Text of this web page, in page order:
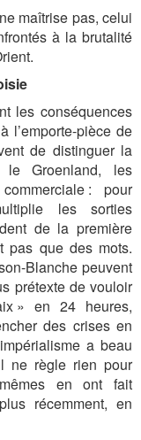
maîtrise pas, celui
à la brutalité
les conséquences
l’emporte-pièce de
de distinguer la
le Groenland, les
: pour
les sorties
de la première
pas que des mots.
Blanche peuvent
prétexte de vouloir
» en 24 heures,
des crises en
a beau
ne règle rien pour
en ont fait
récemment, en